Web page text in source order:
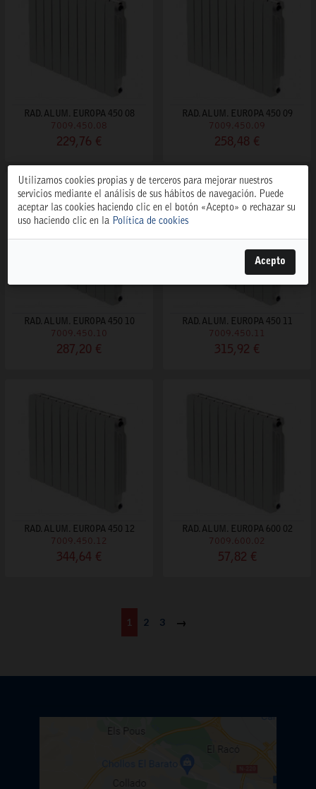
RAD. ALUM. EUROPA 450 08
7009.450.08
229,76 €
RAD. ALUM. EUROPA 450 09
7009.450.09
258,48 €
RAD. ALUM. EUROPA 450 10
7009.450.10
287,20 €
RAD. ALUM. EUROPA 450 11
7009.450.11
315,92 €
RAD. ALUM. EUROPA 450 12
7009.450.12
344,64 €
RAD. ALUM. EUROPA 600 02
7009.600.02
57,82 €
1 2 3 Siguiente
Utilizamos cookies propias y de terceros para mejorar nuestros
servicios mediante el análisis de sus hábitos de navegación. Puede
aceptar las cookies haciendo clic en el botón «Acepto» o rechazar su
uso haciendo clic en la Política de cookies
Acepto